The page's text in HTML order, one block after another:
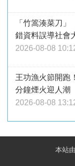
「竹篙湊菜刀
錯資料誤導社會
2026-08-08
王功漁火節開
分鐘煙火迎人潮
2026-08-08
本站